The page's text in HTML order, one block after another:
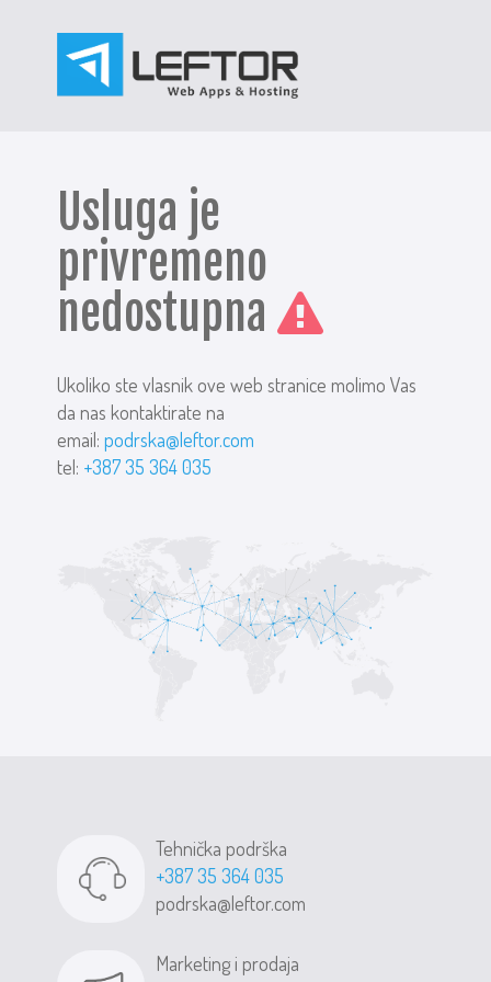
Usluga je
privremeno
nedostupna
Ukoliko ste vlasnik ove web stranice molimo Vas
da nas kontaktirate na
email:podrska@leftor.com
tel: +387 35 364 035
Tehnička podrška
+387 35 364 035
podrska@leftor.com
Marketing i prodaja